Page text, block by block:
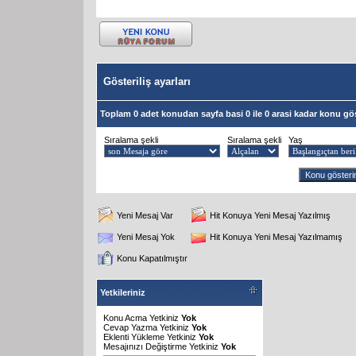
Gösteriliş ayarları
Toplam 0 adet konudan sayfa basi 0 ile 0 arasi kadar konu
Sıralama şekli Sıralama şekli Yaş
Yeni Mesaj Var Hit Konuya Yeni Mesaj Yazılmış
Yeni Mesaj Yok Hit Konuya Yeni Mesaj Yazılmamış
Konu Kapatılmıştır
Yetkileriniz
Konu Acma Yetkiniz Yok
Cevap Yazma Yetkiniz Yok
Eklenti Yükleme Yetkiniz Yok
Mesajınızı Değiştirme Yetkiniz Yok